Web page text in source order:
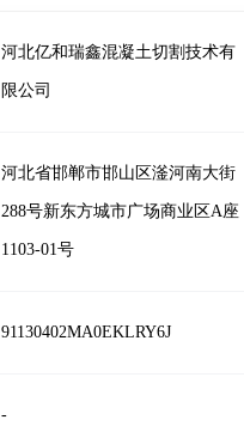
河北亿和瑞鑫混凝土切割技术有
限公司
河北省邯郸市邯山区滏河南大街
288号新东方城市广场商业区A座
1103-01号
91130402MA0EKLRY6J
-